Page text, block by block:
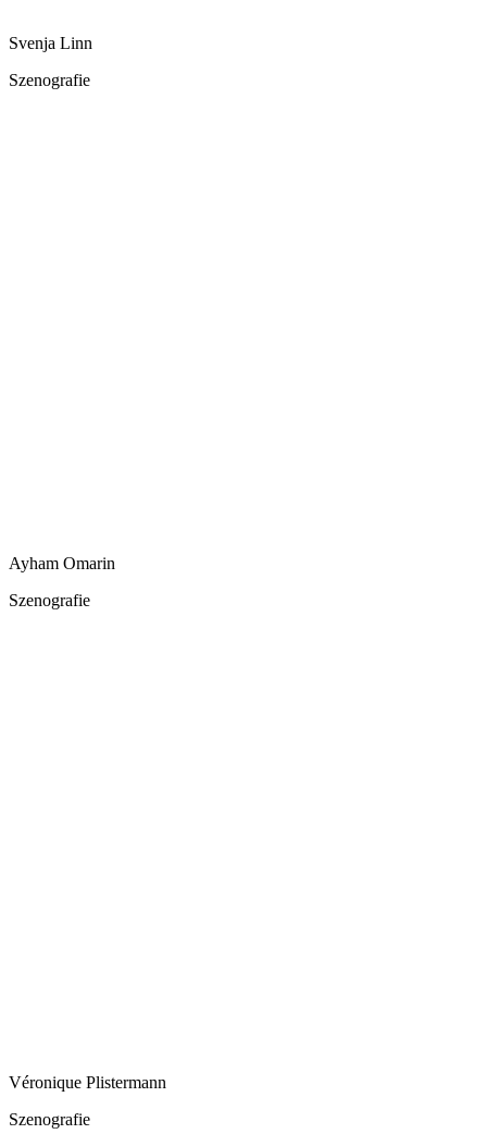
Svenja Linn
Szenografie
Ayham Omarin
Szenografie
Véronique Plistermann
Szenografie